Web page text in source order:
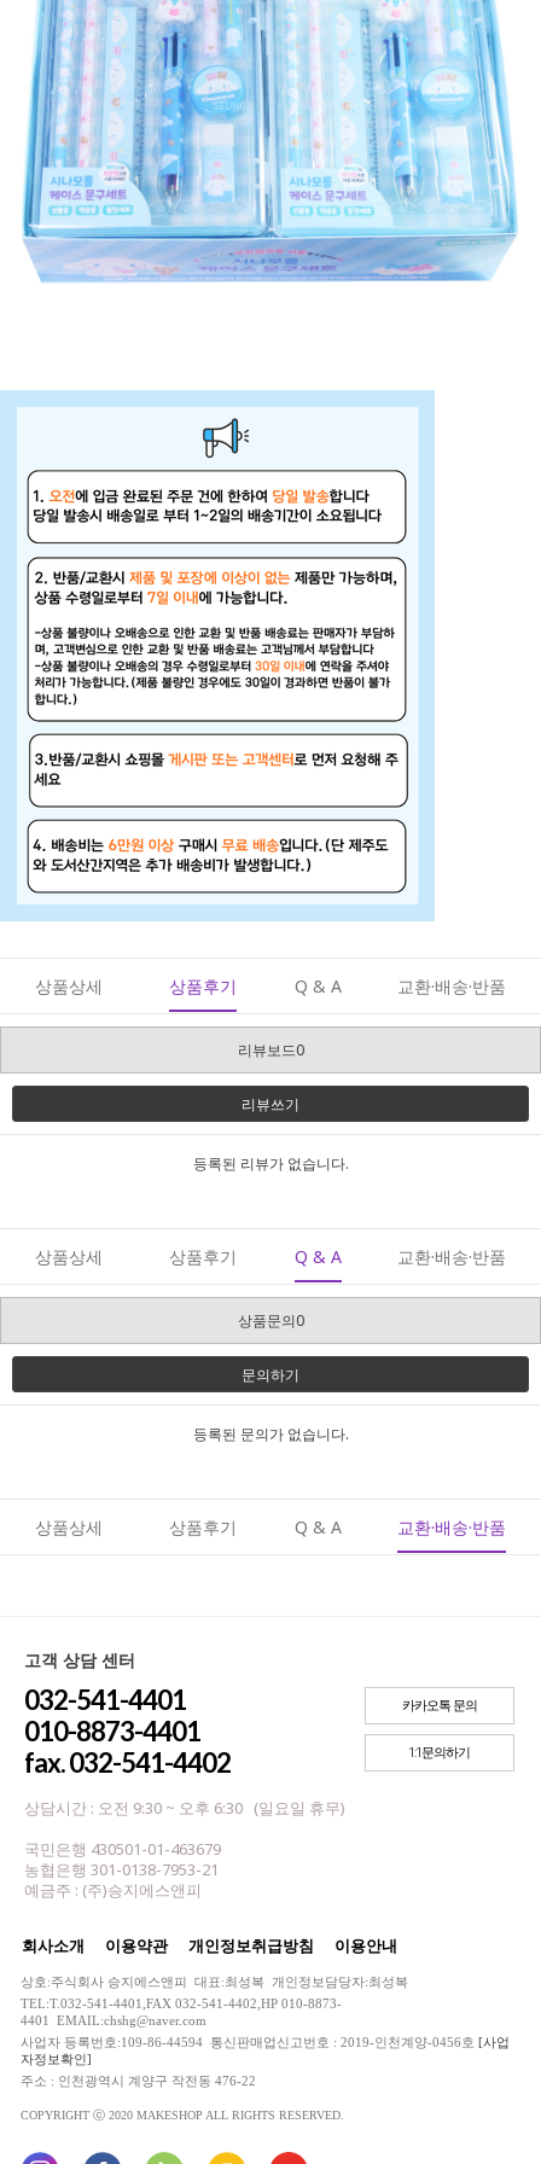
상품상세 상품후기 Q & A 교환·배송·반품
리뷰보드0
리뷰쓰기
등록된 리뷰가 없습니다.
상품상세 상품후기 Q & A 교환·배송·반품
상품문의0
문의하기
등록된 문의가 없습니다.
상품상세 상품후기 Q & A 교환·배송·반품
고객 상담 센터
032-541-4401
010-8873-4401
fax. 032-541-4402
상담시간 : 오전 9:30 ~ 오후 6:30 (일요일 휴무)
국민은행 430501-01-463679
농협은행 301-0138-7953-21
예금주 : (주)승지에스앤피
카카오톡 문의
1:1문의하기
회사소개 이용약관 개인정보취급방침 이용안내
상호:주식회사 승지에스앤피 대표:최성복 개인정보담당자:최성복
TEL:T.032-541-4401,FAX 032-541-4402,HP 010-8873-
4401 EMAIL:chshg@naver.com
사업자 등록번호:109-86-44594 통신판매업신고번호 : 2019-인천계양-0456호 [사업
자정보확인]
주소 : 인천광역시 계양구 작전동 476-22
COPYRIGHT ⓒ 2020 MAKESHOP ALL RIGHTS RESERVED.